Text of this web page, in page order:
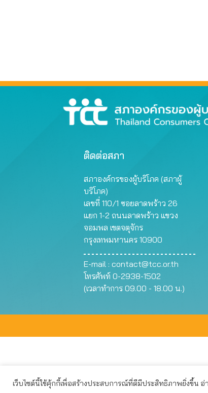
ติดต่อสภา
สภาองค์กรของผู้บริโภค (สภาผู้
บริโภค)
เลขที่ 110/1 ซอยลาดพร้าว 26
แยก 1-2 ถนนลาดพร้าว แขวง
จอมพล เขตจตุจักร
กรุงเทพมหานคร 10900
E-mail : contact@tcc.or.th
โทรศัพท์ 0-2938-1502
(เวลาทำการ 09.00 - 18.00 น.)
เว็บไซต์นี้ใช้คุ้กกี้เพื่อสร้างประสบการณ์ที่ดีมีประสิทธิภาพยิ่งขึ้น อ่
เว็บไซต์นี้ใช้คุกกี้เพื่อมอบประสบการณ์การใช้งานที่ดีใ